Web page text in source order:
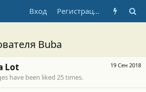
Вход Регистрация
Buba
19 Сен 2018
Lot
have been liked 25 times.